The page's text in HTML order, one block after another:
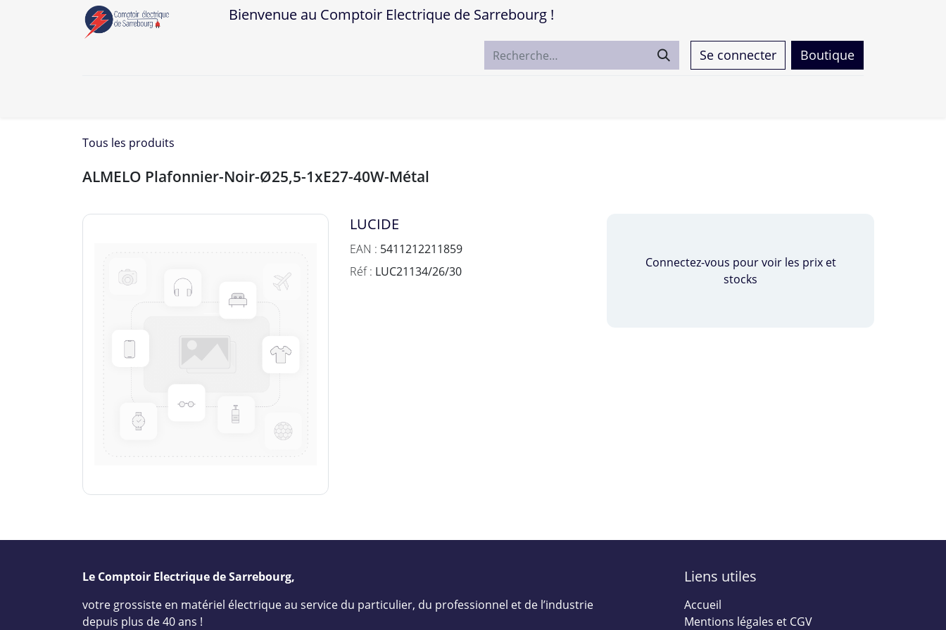
Bienvenue au Comptoir Electrique de Sarrebourg !
Se connecter Boutique
Tous les produits
ALMELO Plafonnier-Noir-Ø25,5-1xE27-40W-Métal
LUCIDE
EAN : 5411212211859
Réf : LUC21134/26/30
Connectez-vous pour voir les prix et
stocks
Le Comptoir Electrique de Sarrebourg,
votre grossiste en matériel électrique au service du particulier, du professionnel et de l’industrie
depuis plus de 40 ans !
Liens utiles
Accueil
Mentions légales et CGV